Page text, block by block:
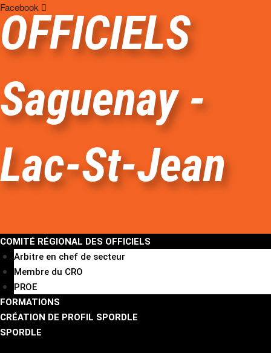
Facebook
OFFICIELS
Saguenay -
Lac-St-Jean
COMITÉ RÉGIONAL DES OFFICIELS
Arbitre en chef de secteur
Membre du CRO
PROE
FORMATIONS
CRÉATION DE PROFIL SPORDLE
SPORDLE